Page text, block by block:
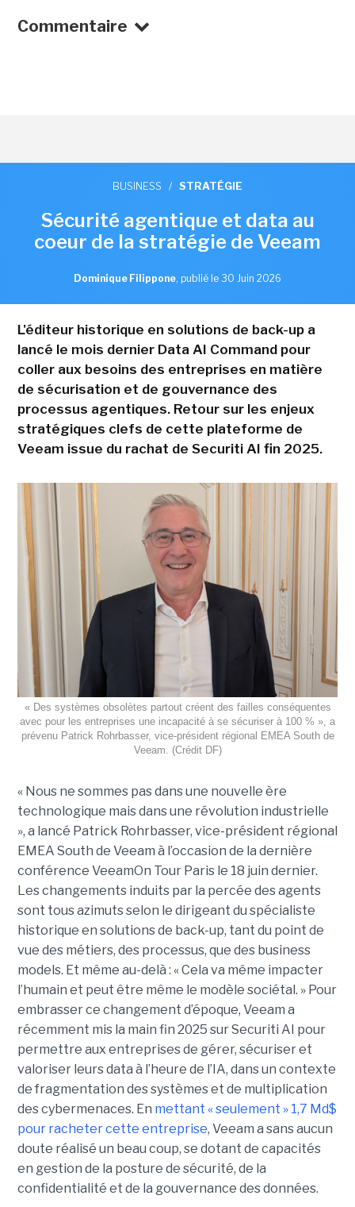
Commentaire
BUSINESS / STRATÉGIE
Sécurité agentique et data au
coeur de la stratégie de Veeam
Dominique Filippone, publié le 30 Juin 2026
L'éditeur historique en solutions de back-up a
lancé le mois dernier Data AI Command pour
coller aux besoins des entreprises en matière
de sécurisation et de gouvernance des
processus agentiques. Retour sur les enjeux
stratégiques clefs de cette plateforme de
Veeam issue du rachat de Securiti AI fin 2025.
« Des systèmes obsolètes partout créent des failles conséquentes
avec pour les entreprises une incapacité à se sécuriser à 100 % », a
prévenu Patrick Rohrbasser, vice-président régional EMEA South de
Veeam. (Crédit DF)
« Nous ne sommes pas dans une nouvelle ère
technologique mais dans une révolution industrielle
», a lancé Patrick Rohrbasser, vice-président régional
EMEA South de Veeam à l’occasion de la dernière
conférence VeeamOn Tour Paris le 18 juin dernier.
Les changements induits par la percée des agents
sont tous azimuts selon le dirigeant du spécialiste
historique en solutions de back-up, tant du point de
vue des métiers, des processus, que des business
models. Et même au-delà : « Cela va même impacter
l’humain et peut être même le modèle sociétal. » Pour
embrasser ce changement d’époque, Veeam a
récemment mis la main fin 2025 sur Securiti AI pour
permettre aux entreprises de gérer, sécuriser et
valoriser leurs data à l’heure de l’IA, dans un contexte
de fragmentation des systèmes et de multiplication
des cybermenaces. En mettant « seulement » 1,7 Md$
pour racheter cette entreprise, Veeam a sans aucun
doute réalisé un beau coup, se dotant de capacités
en gestion de la posture de sécurité, de la
confidentialité et de la gouvernance des données.